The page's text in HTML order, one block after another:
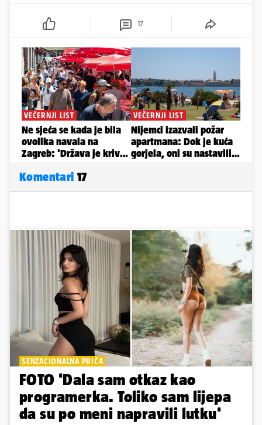
17
Komentari 17
SENZACIONALNA PRIČA
FOTO 'Dala sam otkaz kao
programerka. Toliko sam lijepa
da su po meni napravili lutku'